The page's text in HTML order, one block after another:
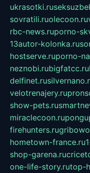
ukrasotki.ru
sovratili.ruolecoon.ru
rbc-news.ruporno-
13autor-kolonka.ru
hostserve.ruporno-
neznobi.rubigfatcc.ru
delfinet.ru
velotrenajery.ru
show-pets.ru
miraclecoon.ru
firehunters.ru
hometown-france.ru
shop-garena.ru
one-life-story.rutop-